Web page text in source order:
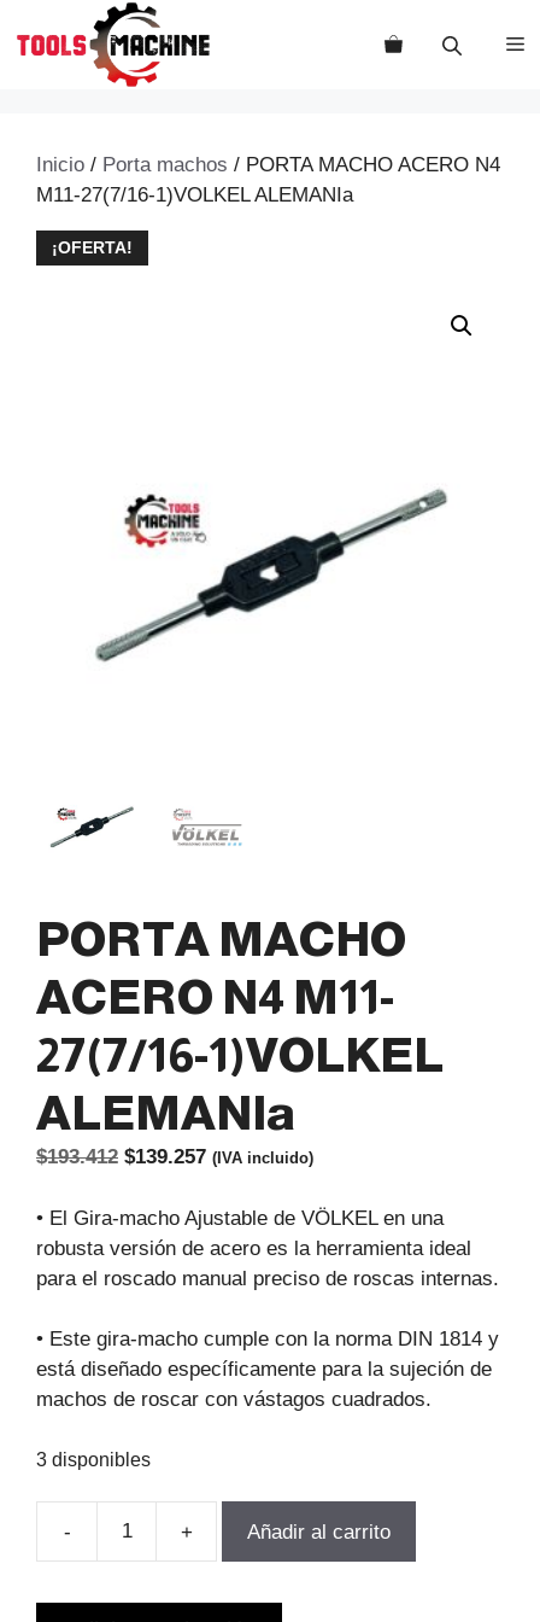
Inicio / Porta machos / PORTA MACHO ACERO N4
M11-27(7/16-1)VOLKEL ALEMANIa
¡OFERTA!
PORTA MACHO
ACERO N4 M11-
27(7/16-1)VOLKEL
ALEMANIa
$193.412 El
original
era:
$193.412.
$139.257El
actual
es:
$139.257.
(IVA incluido)
• El Gira-macho Ajustable de VÖLKEL en una
robusta versión de acero es la herramienta ideal
para el roscado manual preciso de roscas internas.
• Este gira-macho cumple con la norma DIN 1814 y
está diseñado específicamente para la sujeción de
machos de roscar con vástagos cuadrados.
3 disponibles
-
PORTA
ACERO
+ Añadir al carrito